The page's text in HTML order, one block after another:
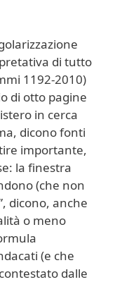
di tutto
1192-2010)
di otto pagine
in cerca
dicono fonti
importante,
la finestra
(che non
dicono, anche
o meno
(e che
dalle